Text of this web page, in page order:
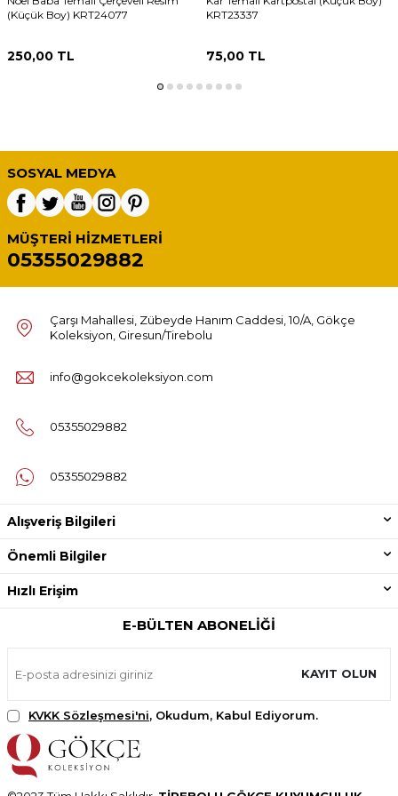
(Küçük Boy) KRT24077
250,00 TL
KRT23337
75,00TL
SOSYAL MEDYA
MÜŞTERI HIZMETLERI
05355029882
Çarşı Mahallesi, Zübeyde Hanım Caddesi, 10/A, Gökçe
Koleksiyon, Giresun/Tirebolu
info@gokcekoleksiyon.com
05355029882
05355029882
Alışveriş Bilgileri
Önemli Bilgiler
Hızlı Erişim
E-BÜLTEN ABONELIĞI
KAYIT OLUN
KVKK Sözleşmesi'ni, Okudum, Kabul Ediyorum.